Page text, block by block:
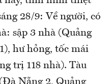
28/9: Về người, có
sập 3 nhà (Quảng
hư hỏng, tốc mái
trị 118 nhà). Tàu
Nẵng 2, Quảng